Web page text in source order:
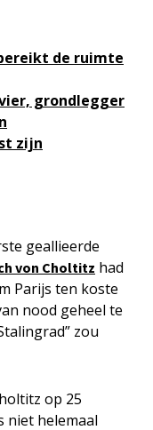
de ruimte
grondlegger
zijn
geallieerde
von Choltitz had
Parijs ten koste
nood geheel te
zou
op 25
niet helemaal